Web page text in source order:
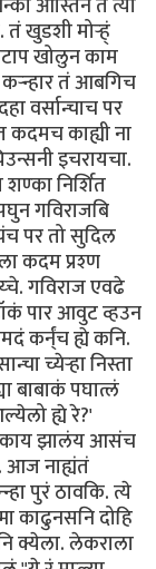
तं खुडशी मोर्‍ह्ं
खोलुन काम
तं आबगिच
वर्सान्चाच पर
कदमच काह्यी ना
इचरायचा.
शण्का निर्शित
गविराजबि
पर तो सुदिल
कदम प्रश्ण
गविराज एवढे
पार आवुट व्हउन
कर्न्ंच ह्ये कनि.
च्येर्‍हा निस्ता
बाबाकं पघात्लं
ह्ये रे?'
काय झालंय आसंच
आज नाह्यंतं
पुरं ठावकि. त्ये
काढुनसनि दोहि
क्येला. लेकराला